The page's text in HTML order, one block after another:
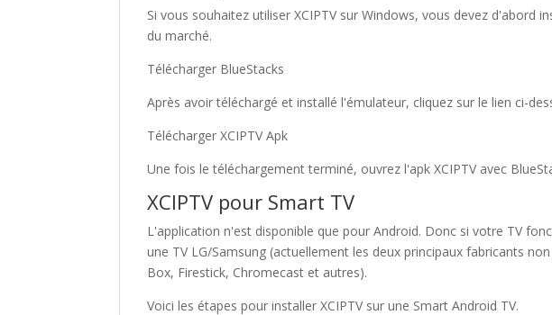
Si vous souhaitez utiliser XCIPTV sur Windows, vous devez d'abord
du marché.
Télécharger BlueStacks
Après avoir téléchargé et installé l'émulateur, cliquez sur le lien ci-
Télécharger XCIPTV Apk
Une fois le téléchargement terminé, ouvrez l'apk XCIPTV avec
XCIPTV pour Smart TV
L'application n'est disponible que pour Android. Donc si votre TV
une TV LG/Samsung (actuellement les deux principaux fabricants
Box, Firestick, Chromecast et autres).
Voici les étapes pour installer XCIPTV sur une Smart Android TV.